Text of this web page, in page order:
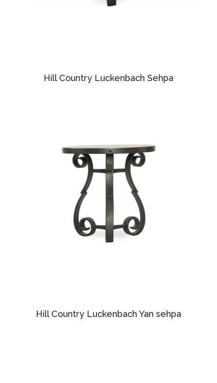
Hill Country Luckenbach Sehpa
Hill Country Luckenbach Yan sehpa